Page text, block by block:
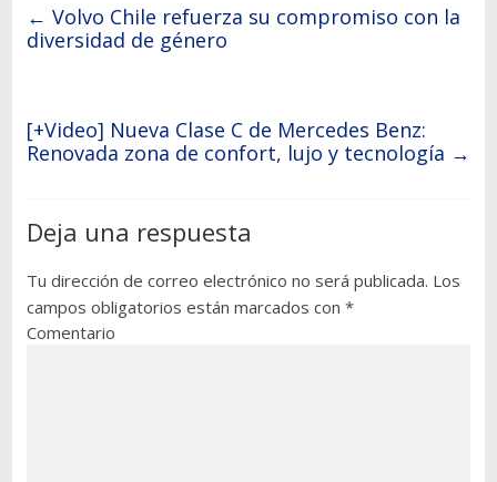
← Volvo Chile refuerza su compromiso con la
diversidad de género
[+Video] Nueva Clase C de Mercedes Benz:
Renovada zona de confort, lujo y tecnología →
Deja una respuesta
Tu dirección de correo electrónico no será publicada. Los
campos obligatorios están marcados con *
Comentario